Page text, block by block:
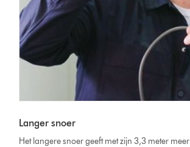
Langer snoer
Het langere snoer geeft met zijn 3,3 meter meer